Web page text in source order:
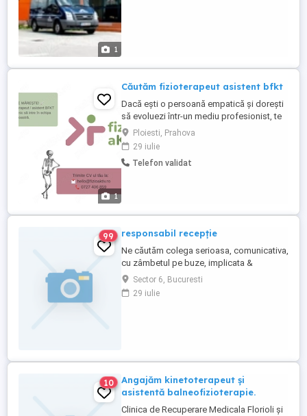
1
1
Căutăm fizioterapeut asistent bfkt
Dacă ești o persoană empatică și dorești
să evoluezi într-un mediu profesionist, te
așteptăm alături de noi! Ce cerințe avem:
Studii de specialitate: Absolvent de
Kinetoterapie Balneofiziokinetoterapie.
Acte la zi: Drept de liberă practică (Aviz de
Ploiesti, Prahova
29 iulie
Telefon validat
99 responsabil recepție
Ne căutăm colega serioasa, comunicativa,
cu zâmbetul pe buze, implicata &
responsabila. Nu avem cerințe speciale
doar - sa zâmbești mult si des - sa știi sa
comunici pozitiv cu un client - sa dai
Sector 6, Bucuresti
29 iulie
10
Angajăm kinetoterapeut și
asistentă balneofizioterapie.
Clinica de Recuperare Medicala Florioli și